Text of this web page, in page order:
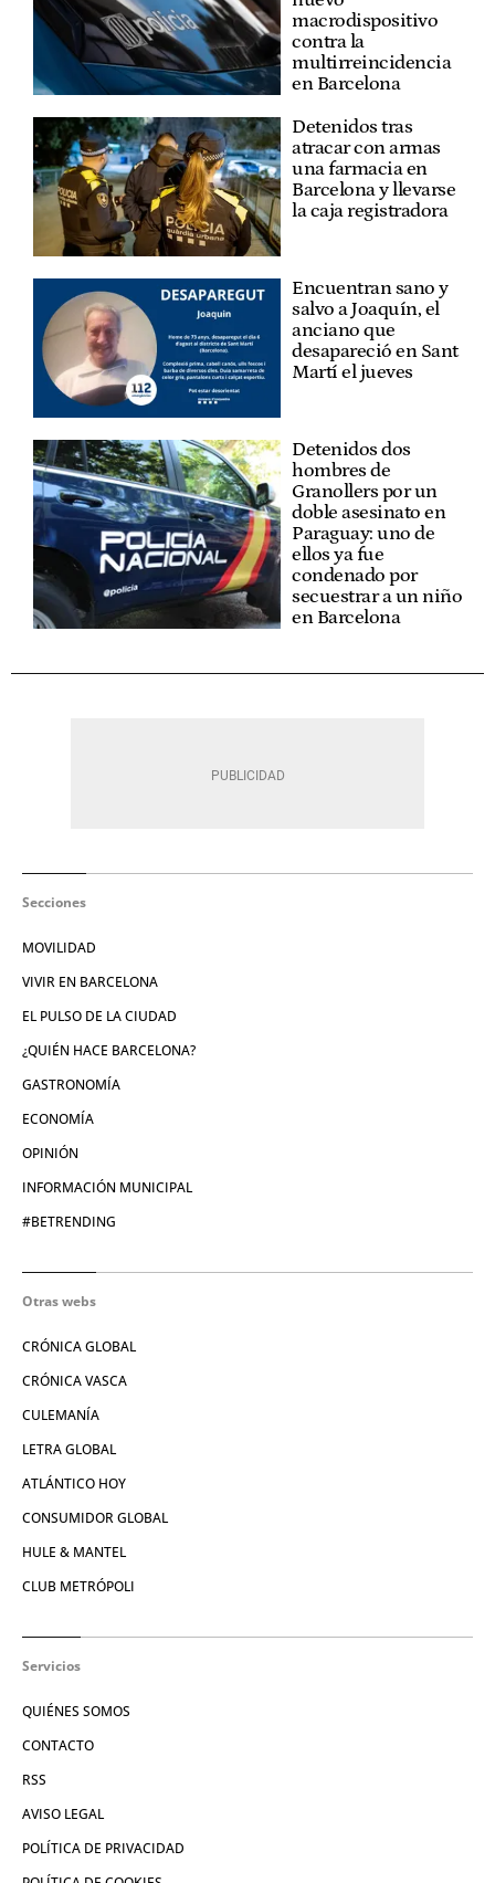
macrodispositivo
contra la
multirreincidencia
en Barcelona
Detenidos tras
atracar con armas
una farmacia en
Barcelona y llevarse
la caja registradora
Encuentran sano y
salvo a Joaquín, el
anciano que
desapareció en Sant
Martí el jueves
Detenidos dos
hombres de
Granollers por un
doble asesinato en
Paraguay: uno de
ellos ya fue
condenado por
secuestrar a un niño
en Barcelona
Secciones
MOVILIDAD
VIVIR EN BARCELONA
EL PULSO DE LA CIUDAD
¿QUIÉN HACE BARCELONA?
GASTRONOMÍA
ECONOMÍA
OPINIÓN
INFORMACIÓN MUNICIPAL
#BETRENDING
Otras webs
CRÓNICA GLOBAL
CRÓNICA VASCA
CULEMANÍA
LETRA GLOBAL
ATLÁNTICO HOY
CONSUMIDOR GLOBAL
HULE & MANTEL
CLUB METRÓPOLI
Servicios
QUIÉNES SOMOS
CONTACTO
RSS
AVISO LEGAL
POLÍTICA DE PRIVACIDAD